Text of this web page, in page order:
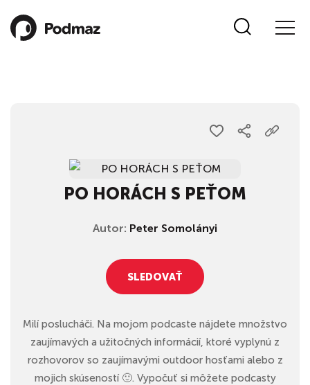
PO HORÁCH S PEŤOM
Autor: Peter Somolányi
SLEDOVAŤ
Milí poslucháči. Na mojom podcaste nájdete množstvo
zaujímavých a užitočných informácií, ktoré vyplynú z
rozhovorov so zaujímavými outdoor hosťami alebo z
mojich skúseností 🙂. Vypočuť si môžete podcasty